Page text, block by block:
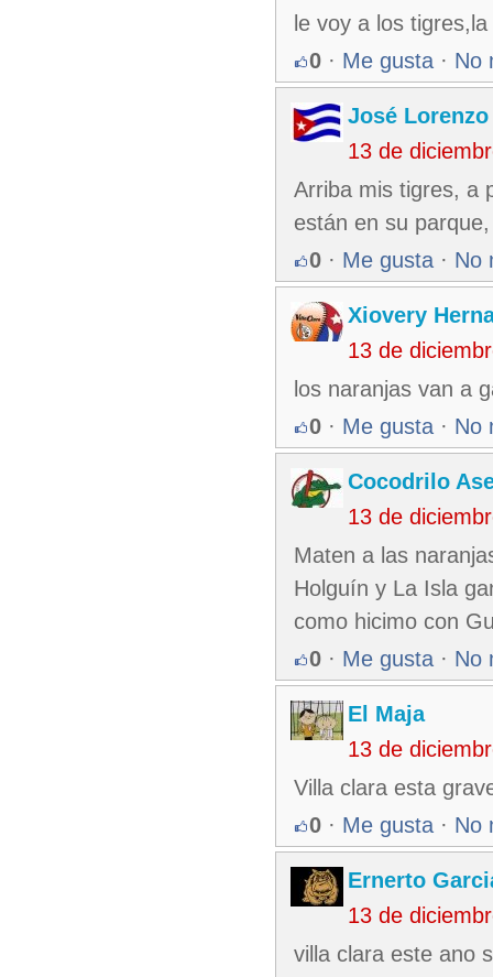
le voy a los
0 · Me gusta · No
José
13 de
Arriba mis tigres, a
están en su
0 · Me gusta · No
Xiovery
13 de
los naranjas van a
0 · Me gusta · No
Cocodrilo
13 de
Maten a las
Holguín y La Isla
como hicimo con
0 · Me gusta · No
El Maja
13 de
Villa clara esta
0 · Me gusta · No
Ernerto
13 de
villa clara este ano